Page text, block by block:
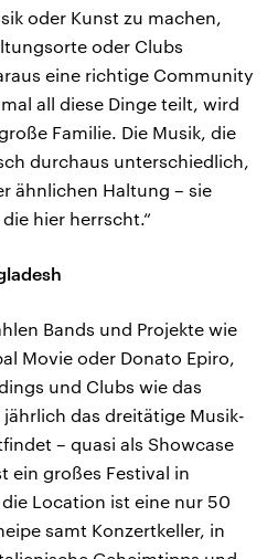
oder Kunst zu machen,
oder Clubs
eine richtige Community
all diese Dinge teilt, wird
Familie. Die Musik, die
durchaus unterschiedlich,
ähnlichen Haltung – sie
hier herrscht.“
Bands und Projekte wie
Movie oder Donato Epiro,
und Clubs wie das
jährlich das dreitätige Musik-
– quasi als Showcase
ein großes Festival in
Location ist eine nur 50
samt Konzertkeller, in